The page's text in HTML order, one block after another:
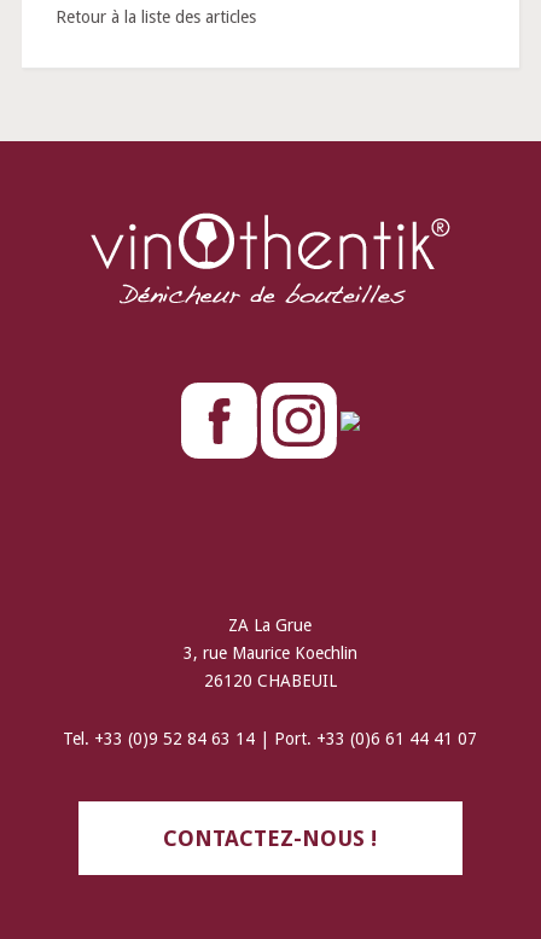
Retour à la liste des articles
ZA La Grue
3, rue Maurice Koechlin
26120 CHABEUIL
Tel. +33 (0)9 52 84 63 14 | Port. +33 (0)6 61 44 41 07
CONTACTEZ-NOUS !